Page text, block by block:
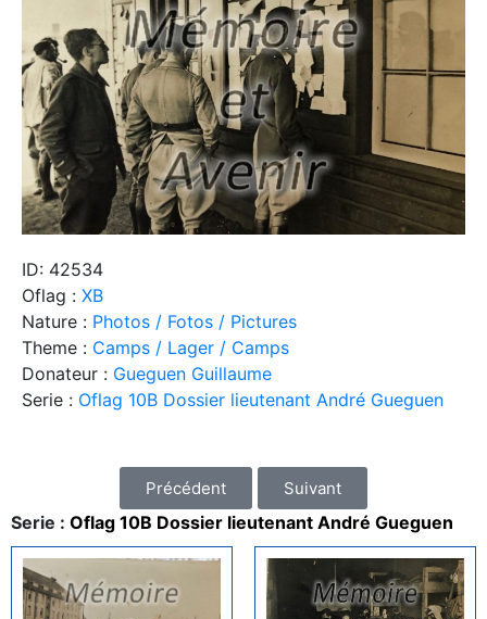
ID: 42534
Oflag : XB
Nature : Photos / Fotos / Pictures
Theme : Camps / Lager / Camps
Donateur : Gueguen Guillaume
Serie : Oflag 10B Dossier lieutenant André Gueguen
Précédent Suivant
Serie : Oflag 10B Dossier lieutenant André Gueguen